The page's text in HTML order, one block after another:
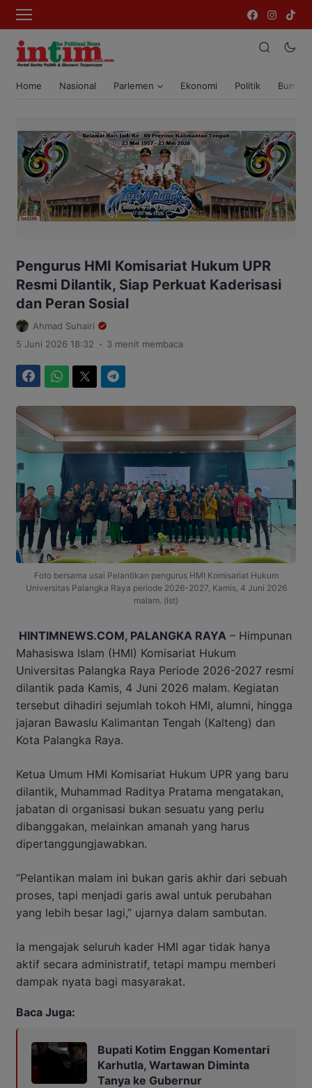
Home Nasional Parlemen Ekonomi Politik Bumi
Pengurus HMI Komisariat Hukum UPR
Resmi Dilantik, Siap Perkuat Kaderisasi
dan Peran Sosial
Ahmad Suhairi
5 Juni 2026 18:32 . 3 menit membaca
Foto bersama usai Pelantikan pengurus HMI Komisariat Hukum
Universitas Palangka Raya periode 2026-2027, Kamis, 4 Juni 2026
malam. (Ist)
HINTIMNEWS.COM, PALANGKA RAYA – Himpunan
Mahasiswa Islam (HMI) Komisariat Hukum
Universitas Palangka Raya Periode 2026-2027 resmi
dilantik pada Kamis, 4 Juni 2026 malam. Kegiatan
tersebut dihadiri sejumlah tokoh HMI, alumni, hingga
jajaran Bawaslu Kalimantan Tengah (Kalteng) dan
Kota Palangka Raya.
Ketua Umum HMI Komisariat Hukum UPR yang baru
dilantik, Muhammad Raditya Pratama mengatakan,
jabatan di organisasi bukan sesuatu yang perlu
dibanggakan, melainkan amanah yang harus
dipertanggungjawabkan.
“Pelantikan malam ini bukan garis akhir dari sebuah
proses, tapi menjadi garis awal untuk perubahan
yang lebih besar lagi,” ujarnya dalam sambutan.
Ia mengajak seluruh kader HMI agar tidak hanya
aktif secara administratif, tetapi mampu memberi
dampak nyata bagi masyarakat.
Baca Juga:
Bupati Kotim Enggan Komentari
Karhutla, Wartawan Diminta
Tanya ke Gubernur